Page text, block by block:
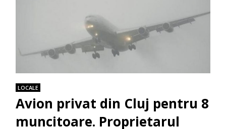
LOCALE
Avion privat din Cluj pentru 8
muncitoare. Proprietarul